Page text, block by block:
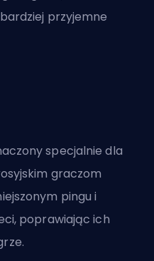
przyjemne
specjalnie dla
graczom
pingu i
poprawiając ich